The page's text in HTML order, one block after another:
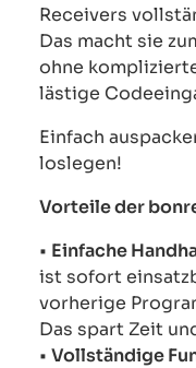
Receivers
Das macht sie
ohne
lästige
Einfach
loslegen!
Vorteile der
• Einfache
ist sofort
vorherige
Das spart Zeit
• Vollständige